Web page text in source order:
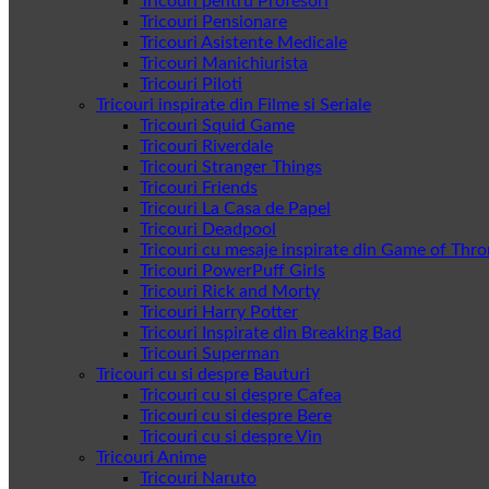
Tricouri Pensionare
Tricouri Asistente Medicale
Tricouri Manichiurista
Tricouri Piloti
Tricouri inspirate din Filme si Seriale
Tricouri Squid Game
Tricouri Riverdale
Tricouri Stranger Things
Tricouri Friends
Tricouri La Casa de Papel
Tricouri Deadpool
Tricouri cu mesaje inspirate din Game of
Tricouri PowerPuff Girls
Tricouri Rick and Morty
Tricouri Harry Potter
Tricouri Inspirate din Breaking Bad
Tricouri Superman
Tricouri cu si despre Bauturi
Tricouri cu si despre Cafea
Tricouri cu si despre Bere
Tricouri cu si despre Vin
Tricouri Anime
Tricouri Naruto